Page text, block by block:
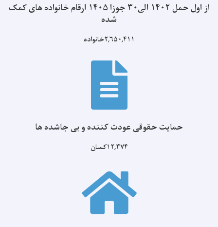
از اول حمل ۱۴۰۲ الی۳۰ جوزا ۱۴۰۵ ارقام خانواده های کمک
شده
۲,۶۵۰,۴۱۱خانواده
حمایت حقوقی عودت کننده و بی جاشده ها
۱۲,۳۷۴کسان